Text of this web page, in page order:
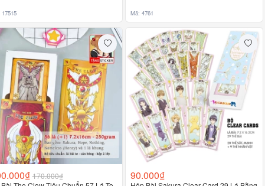
Mã: 4761
170.000₫
90.000₫